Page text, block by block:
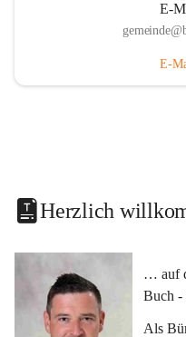
E-
E-
Herzlich
… auf
Buch -
Als